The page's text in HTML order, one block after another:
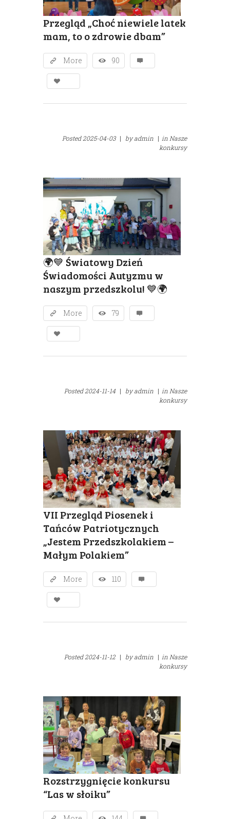
Przegląd „Choć niewiele latek
mam, to o zdrowie dbam”
More 90
Posted2025-04-03 | byadmin | in Nasze
konkursy
🌍💙 Światowy Dzień
Świadomości Autyzmu w
naszym przedszkolu! 💙🌍
More 79
Posted2024-11-14 | byadmin | in Nasze
konkursy
VII Przegląd Piosenek i
Tańców Patriotycznych
„Jestem Przedszkolakiem –
Małym Polakiem”
More 110
Posted2024-11-12 | byadmin | in Nasze
konkursy
Rozstrzygnięcie konkursu
“Las w słoiku”